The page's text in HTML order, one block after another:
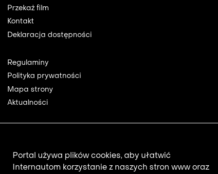
Przekaż film
Kontakt
Deklaracja dostępności
Footer
2
Regulaminy
Polityka prywatności
Mapa strony
Aktualności
Adres e-mail subskrybenta.
Portal używa plików cookies, aby ułatwić
Internautom korzystanie z naszych stron www oraz